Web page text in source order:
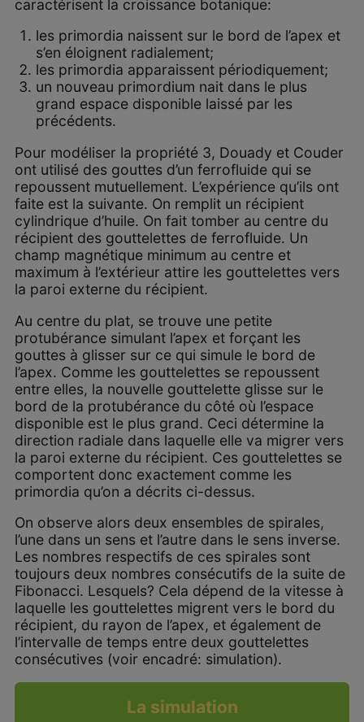
caractérisent la croissance botanique:
les primordia naissent sur le bord de l’apex et
s’en éloignent radialement;
les primordia apparaissent périodiquement;
un nouveau primordium nait dans le plus
grand espace disponible laissé par les
précédents.
Pour modéliser la propriété 3, Douady et Couder
ont utilisé des gouttes d’un ferrofluide qui se
repoussent mutuellement. L’expérience qu’ils ont
faite est la suivante. On remplit un récipient
cylindrique d’huile. On fait tomber au centre du
récipient des gouttelettes de ferrofluide. Un
champ magnétique minimum au centre et
maximum à l’extérieur attire les gouttelettes vers
la paroi externe du récipient.
Au centre du plat, se trouve une petite
protubérance simulant l’apex et forçant les
gouttes à glisser sur ce qui simule le bord de
l’apex. Comme les gouttelettes se repoussent
entre elles, la nouvelle gouttelette glisse sur le
bord de la protubérance du côté où l’espace
disponible est le plus grand. Ceci détermine la
direction radiale dans laquelle elle va migrer vers
la paroi externe du récipient. Ces gouttelettes se
comportent donc exactement comme les
primordia qu’on a décrits ci-dessus.
On observe alors deux ensembles de spirales,
l’une dans un sens et l’autre dans le sens inverse.
Les nombres respectifs de ces spirales sont
toujours deux nombres consécutifs de la suite de
Fibonacci. Lesquels? Cela dépend de la vitesse à
laquelle les gouttelettes migrent vers le bord du
récipient, du rayon de l’apex, et également de
l’intervalle de temps entre deux gouttelettes
consécutives (voir encadré: simulation).
La simulation